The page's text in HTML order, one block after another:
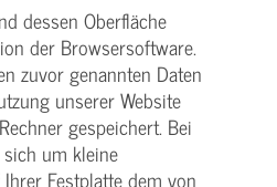
dessen Oberfläche
der Browsersoftware.
zuvor genannten Daten
unserer Website
gespeichert. Bei
um kleine
Festplatte dem von